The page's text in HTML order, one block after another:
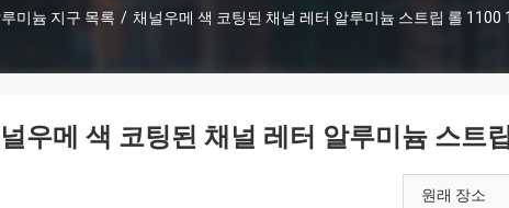
미늄 지구 목록 / 채널우메 색 코팅된 채널 레터 알루미늄 스트립 롤 1100
우메 색 코팅된 채널 레터 알루미늄 스트
원래 장소